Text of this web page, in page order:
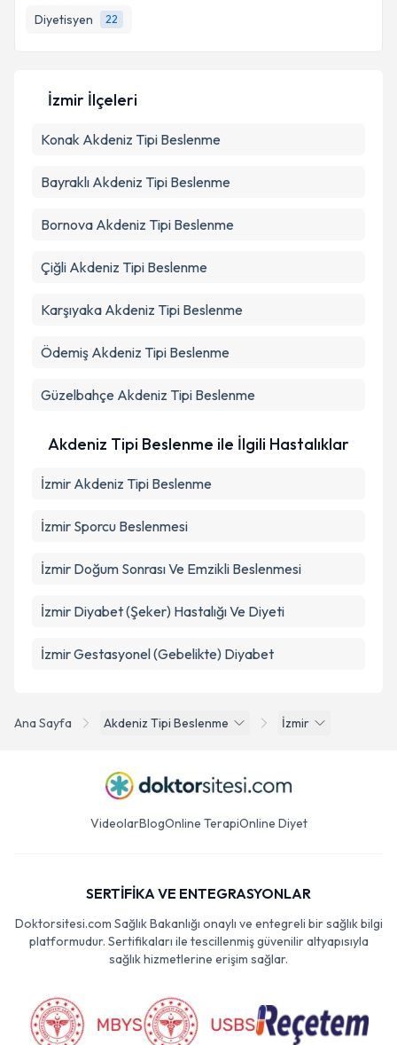
Diyetisyen
22
E-posta Adresiniz
Metni'ni okudum ve kişisel verilerimin belirtilen
Ana Sayfa Akdeniz Tipi Beslenme İzmir
İzmir İlçeleri
Konak Akdeniz Tipi Beslenme
Bayraklı Akdeniz Tipi Beslenme
Bornova Akdeniz Tipi Beslenme
Çiğli Akdeniz Tipi Beslenme
Karşıyaka Akdeniz Tipi Beslenme
Ödemiş Akdeniz Tipi Beslenme
Güzelbahçe Akdeniz Tipi Beslenme
Akdeniz Tipi Beslenme ile İlgili Hastalıklar
İzmir Akdeniz Tipi Beslenme
İzmir Sporcu Beslenmesi
İzmir Doğum Sonrası Ve Emzikli Beslenmesi
İzmir Diyabet (Şeker) Hastalığı Ve Diyeti
İzmir Gestasyonel (Gebelikte) Diyabet
VideolarBlogOnline TerapiOnline Diyet
SERTİFİKA VE ENTEGRASYONLAR
Doktorsitesi.com Sağlık Bakanlığı onaylı ve entegreli bir sağlık bilgi
platformudur. Sertifikaları ile tescillenmiş güvenilir altyapısıyla
sağlık hizmetlerine erişim sağlar.